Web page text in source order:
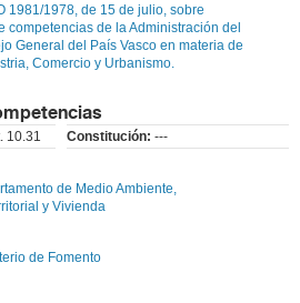
1981/1978, de 15 de julio, sobre
competencias de la Administración del
General del País Vasco en materia de
Comercio y Urbanismo.
10.31 Constitución: ---
de Medio Ambiente,
y Vivienda
de Fomento